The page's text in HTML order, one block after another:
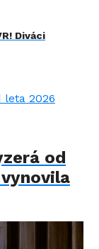
Diváci
od